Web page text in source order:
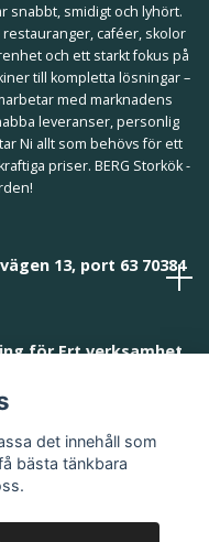
snabbt, smidigt och lyhört.
restauranger, caféer, skolor
och ett starkt fokus på
till kompletta lösningar –
med marknadens
leveranser, personlig
Ni allt som behövs för ett
priser. BERG Storkök -
13, port 63 70384
för Ert verksamhet
det innehåll som
bästa tänkbara